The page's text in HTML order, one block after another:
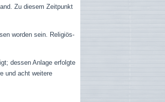
Zu diesem Zeitpunkt
worden sein. Religiös-
dessen Anlage erfolgte
und acht weitere